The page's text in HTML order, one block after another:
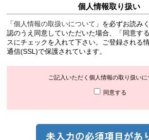
個人情報取り扱い
「個人情報の取扱いについて 」を必ずお読み
認のうえ同意していただいた場合、「同意す
スにチェックを入れて下さい。ご登録される
通信(SSL)で保護されています。
ご記入いただく個人情報の取り扱いに
同意する